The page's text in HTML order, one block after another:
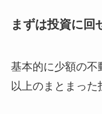
まずは投資に回
基本的に少額の不
以上のまとまった